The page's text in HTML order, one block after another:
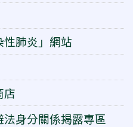
肺炎」網站
店
身分關係揭露專區